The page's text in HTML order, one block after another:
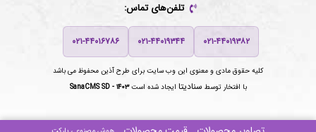
تلفن‌های تماس:
۰۲۱-۴۴۰۱۹۳۸۲ ۰۲۱-۴۴۰۱۹۳۴۴ ۰۲۱-۴۴۰۱۶۷۸۶
کلیه حقوق مادی و معنوی این وب سایت برای طرح آذین محفوظ می باشد
با افتخار توسط سنادیتا ایجاد شده استSanaCMS SD - ۱۴۰۳